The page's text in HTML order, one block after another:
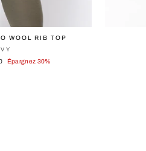
WOOL RIB TOP
Épargnez 30%